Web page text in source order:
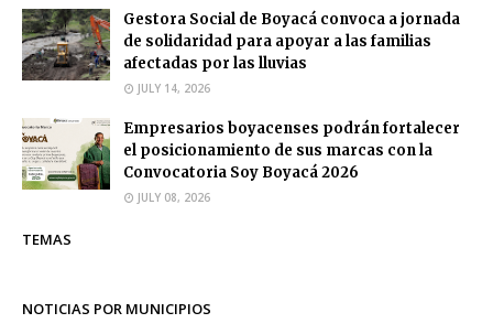
Gestora Social de Boyacá convoca a jornada
de solidaridad para apoyar a las familias
afectadas por las lluvias
JULY 14, 2026
Empresarios boyacenses podrán fortalecer
el posicionamiento de sus marcas con la
Convocatoria Soy Boyacá 2026
JULY 08, 2026
TEMAS
NOTICIAS POR MUNICIPIOS